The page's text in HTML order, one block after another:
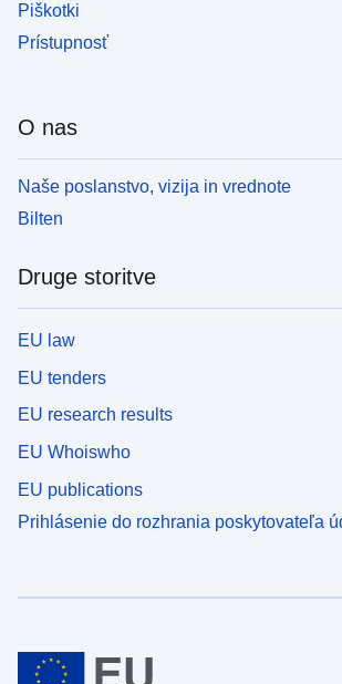
Piškotki
Prístupnosť
O nas
Naše poslanstvo, vizija in vrednote
Bilten
Druge storitve
EU law
EU tenders
EU research results
EU Whoiswho
EU publications
Prihlásenie do rozhrania poskytovateľa